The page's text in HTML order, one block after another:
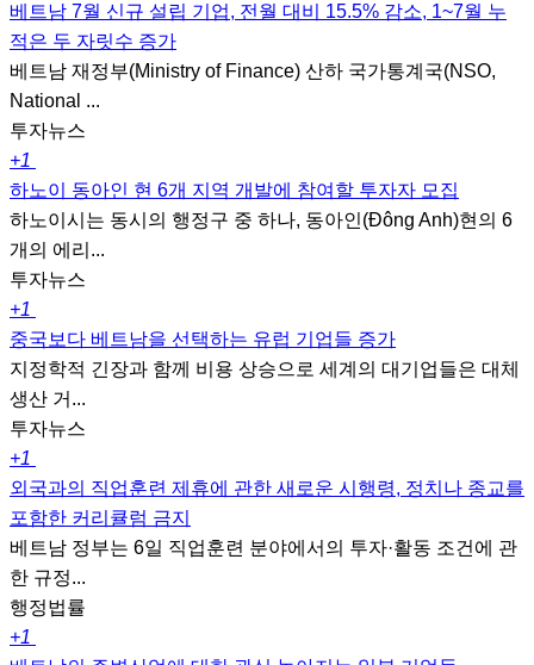
베트남 7월 신규 설립 기업, 전월 대비 15.5% 감소, 1~7월 누
적은 두 자릿수 증가
베트남 재정부(Ministry of Finance) 산하 국가통계국(NSO,
National ...
투자뉴스
+1
하노이 동아인 현 6개 지역 개발에 참여할 투자자 모집
하노이시는 동시의 행정구 중 하나, 동아인(Đông Anh)현의 6
개의 에리...
투자뉴스
+1
중국보다 베트남을 선택하는 유럽 기업들 증가
지정학적 긴장과 함께 비용 상승으로 세계의 대기업들은 대체
생산 거...
투자뉴스
+1
외국과의 직업훈련 제휴에 관한 새로운 시행령, 정치나 종교를
포함한 커리큘럼 금지
베트남 정부는 6일 직업훈련 분야에서의 투자·활동 조건에 관
한 규정...
행정법률
+1